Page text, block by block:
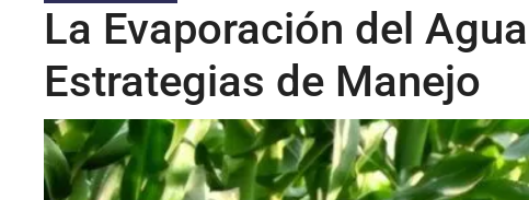
La Evaporación del
Estrategias de Manejo